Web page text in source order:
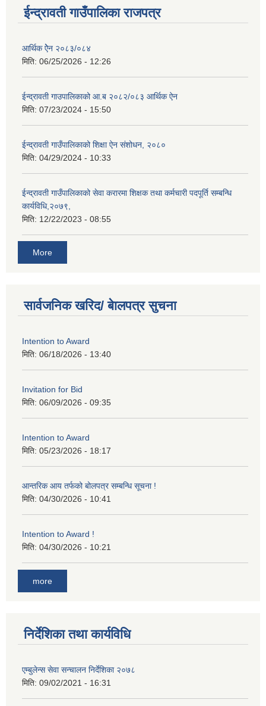
ईन्द्रावती गाउँपालिका राजपत्र
आर्थिक ऐेन २०८३/०८४
मिति: 06/25/2026 - 12:26
ईन्द्रावती गाउपालिकाको आ.ब २०८२/०८३ आर्थिक ऐन
मिति: 07/23/2024 - 15:50
ईन्द्रावती गाउँपालिकाको शिक्षा ऐन संशोधन, २०८०
मिति: 04/29/2024 - 10:33
ईन्द्रावती गाउँपालिकाको सेवा करारमा शिक्षक तथा कर्मचारी पदपूर्ति सम्बन्धि
कार्यविधि,२०७९,
मिति: 12/22/2023 - 08:55
More
सार्वजनिक खरिद/ बेालपत्र सुचना
Intention to Award
मिति: 06/18/2026 - 13:40
Invitation for Bid
मिति: 06/09/2026 - 09:35
Intention to Award
मिति: 05/23/2026 - 18:17
आन्तरिक आय तर्फको बोलपत्र सम्बन्धि सूचना !
मिति: 04/30/2026 - 10:41
Intention to Award !
मिति: 04/30/2026 - 10:21
more
निर्देशिका तथा कार्यविधि
एम्बुलेन्स सेवा सन्चालन निर्देशिका २०७८
मिति: 09/02/2021 - 16:31